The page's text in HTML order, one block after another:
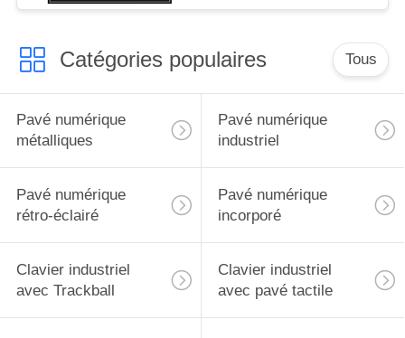
Catégories populaires Tous
Pavé numérique
métalliques
Pavé numérique
industriel
Pavé numérique
rétro-éclairé
Pavé numérique
incorporé
Clavier industriel
avec Trackball
Clavier industriel
avec pavé tactile